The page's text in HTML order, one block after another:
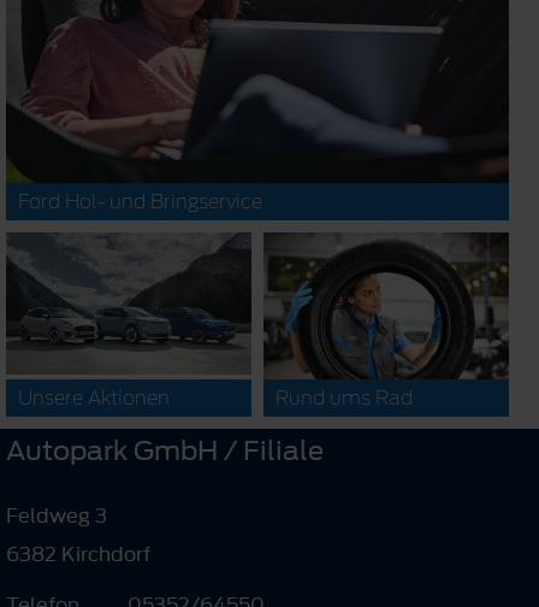
Ford Hol- und Bringservice
Unsere Aktionen Rund ums Rad
Autopark GmbH / Filiale
Feldweg 3
6382 Kirchdorf